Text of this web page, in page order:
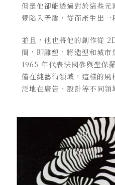
但是他卻能透過對於這些
覺陷入矛盾，從而產生出一
並且，他也將他的創作從
間，即雕塑，將造型和城
1965 年代表法國參與聖保
僅在純藝術領域，這樣的
泛地在廣告、設計等不同領